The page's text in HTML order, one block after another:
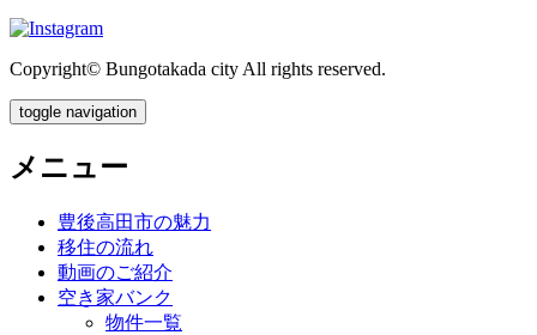
Copyright© Bungotakada city All rights reserved.
toggle navigation
メニュー
豊後高田市の魅力
移住の流れ
動画のご紹介
空き家バンク
物件一覧